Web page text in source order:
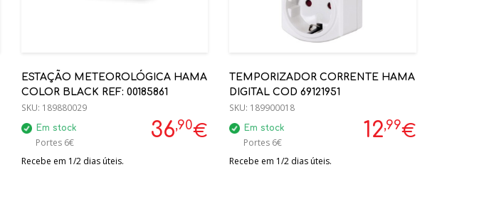
ESTAÇÃO METEOROLÓGICA HAMA
COLOR BLACK REF: 00185861
36,90€
SKU: 189880029
Em stock
Portes 6€
Recebe em 1/2 dias úteis.
TEMPORIZADOR CORRENTE HAMA
DIGITAL COD 69121951
12,99€
SKU: 189900018
Em stock
Portes 6€
Recebe em 1/2 dias úteis.